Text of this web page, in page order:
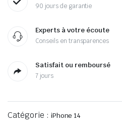
90 jours de garantie
Experts à votre écoute
Conseils en transparences
Satisfait ou remboursé
7 jours
Catégorie : iPhone 14